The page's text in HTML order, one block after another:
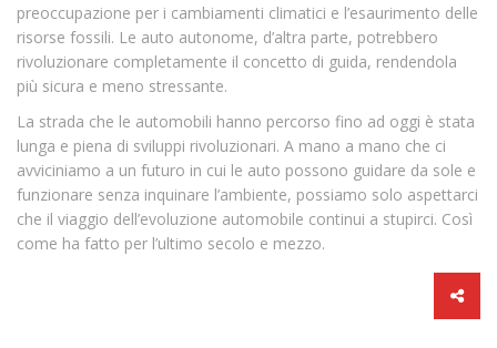
preoccupazione per i cambiamenti climatici e l’esaurimento delle
risorse fossili. Le auto autonome, d’altra parte, potrebbero
rivoluzionare completamente il concetto di guida, rendendola
più sicura e meno stressante.
La strada che le automobili hanno percorso fino ad oggi è stata
lunga e piena di sviluppi rivoluzionari. A mano a mano che ci
avviciniamo a un futuro in cui le auto possono guidare da sole e
funzionare senza inquinare l’ambiente, possiamo solo aspettarci
che il viaggio dell’evoluzione automobile continui a stupirci. Così
come ha fatto per l’ultimo secolo e mezzo.